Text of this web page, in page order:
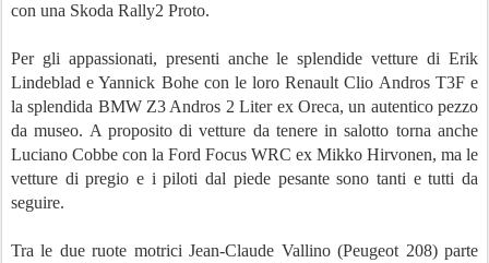
con una Skoda Rally2 Proto.
Per gli appassionati, presenti anche le splendide vetture di Erik
Lindeblad e Yannick Bohe con le loro Renault Clio Andros T3F e
la splendida BMW Z3 Andros 2 Liter ex Oreca, un autentico pezzo
da museo. A proposito di vetture da tenere in salotto torna anche
Luciano Cobbe con la Ford Focus WRC ex Mikko Hirvonen, ma le
vetture di pregio e i piloti dal piede pesante sono tanti e tutti da
seguire.
Tra le due ruote motrici Jean-Claude Vallino (Peugeot 208) parte